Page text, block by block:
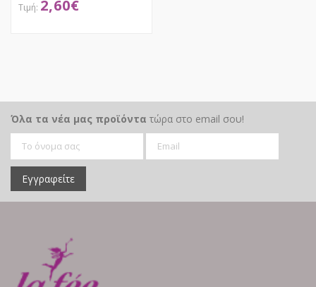
2,60€
Όλα τα νέα μας προϊόντα τώρα στο email σου!
Εγγραφείτε